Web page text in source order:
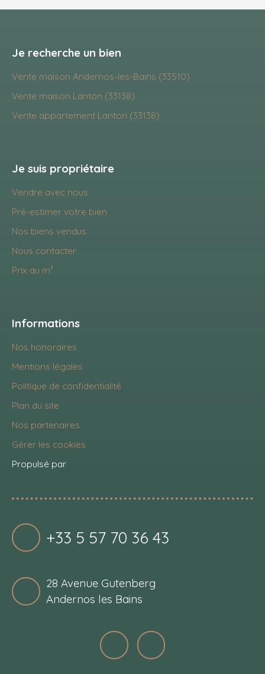
Je recherche un bien
Vente maison Andernos-les-Bains (33510)
Vente maison Lanton (33138)
Vente appartement Lanton (33138)
Je suis propriétaire
Vendre avec nous
Pré-estimer votre bien
Nos biens vendus
Nous contacter
Prix au m²
Informations
Nos honoraires
Mentions légales
Politique de confidentialité
Plan du site
Nos partenaires
Gérer les cookies
Propulsé par
+33 5 57 70 36 43
28 Avenue Gutenberg
Andernos les Bains